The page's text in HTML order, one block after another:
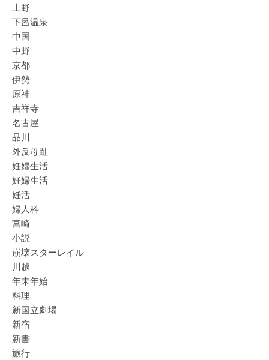
上野
下呂温泉
中国
中野
京都
伊勢
原神
吉祥寺
名古屋
品川
外反母趾
妊婦生活
妊婦生活
妊活
婦人科
宮崎
小説
崩壊スターレイル
川越
年末年始
料理
新国立劇場
新宿
新書
旅行